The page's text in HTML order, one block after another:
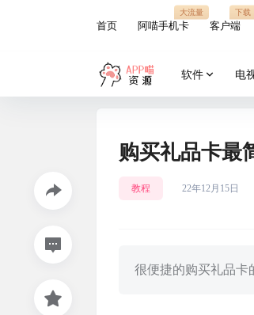
首页 阿喵手机卡
大流量
客户端
下载
软件 电
购买礼品卡最
教程 22年12月15日
很便捷的购买礼品卡